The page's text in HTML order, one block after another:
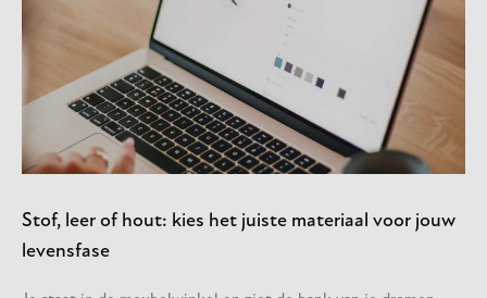
Stof, leer of hout: kies het juiste materiaal voor jouw
levensfase